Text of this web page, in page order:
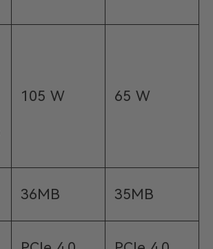
105 W 65 W
36MB 35MB